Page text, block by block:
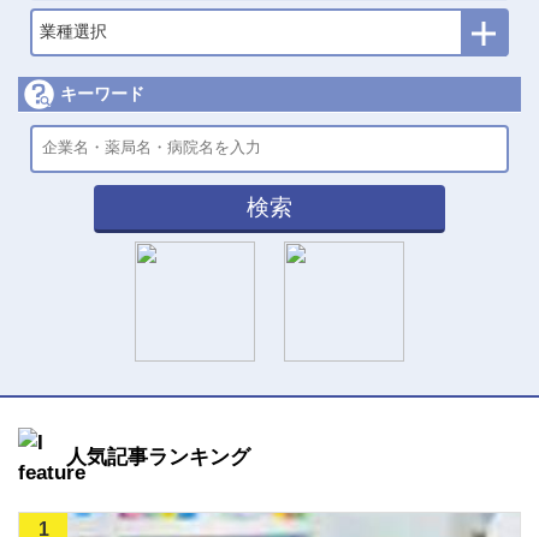
業種選択
キーワード
検索
人気記事ランキング
1